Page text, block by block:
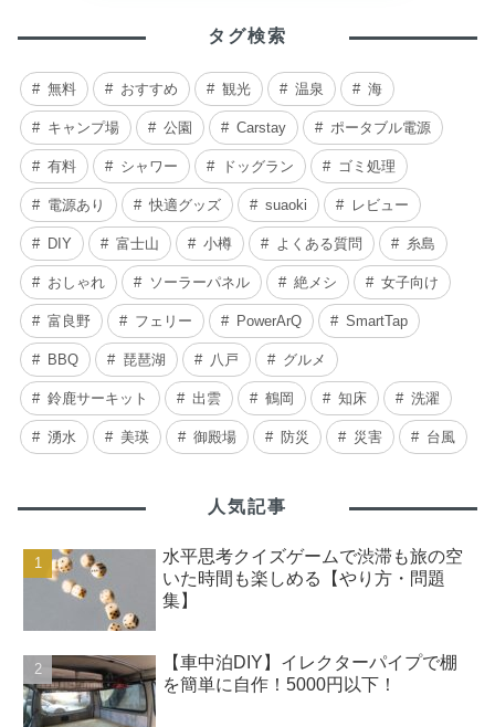
タグ検索
無料 おすすめ 観光 温泉 海
キャンプ場 公園 Carstay ポータブル電源
有料 シャワー ドッグラン ゴミ処理
電源あり 快適グッズ suaoki レビュー
DIY 富士山 小樽 よくある質問 糸島
おしゃれ ソーラーパネル 絶メシ 女子向け
富良野 フェリー PowerArQ SmartTap
BBQ 琵琶湖 八戸 グルメ
鈴鹿サーキット 出雲 鶴岡 知床 洗濯
湧水 美瑛 御殿場 防災 災害 台風
人気記事
水平思考クイズゲームで渋滞も旅の空
いた時間も楽しめる【やり方・問題
集】
【車中泊DIY】イレクターパイプで棚
を簡単に自作！5000円以下！